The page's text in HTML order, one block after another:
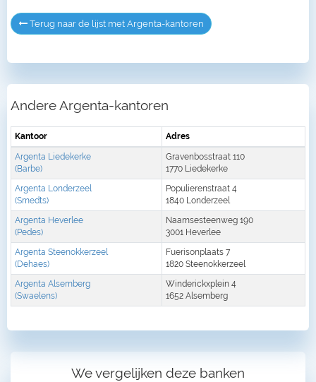
Terug naar de lijst met Argenta-kantoren
Andere Argenta-kantoren
Kantoor Adres
Argenta Liedekerke
(Barbe)
Gravenbosstraat 110
1770 Liedekerke
Argenta Londerzeel
(Smedts)
Populierenstraat 4
1840 Londerzeel
Argenta Heverlee
(Pedes)
Naamsesteenweg 190
3001 Heverlee
Argenta Steenokkerzeel
(Dehaes)
Fuerisonplaats 7
1820 Steenokkerzeel
Argenta Alsemberg
(Swaelens)
Winderickxplein 4
1652 Alsemberg
We vergelijken deze banken